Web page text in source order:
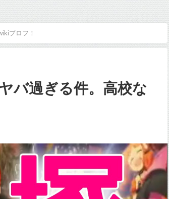
プロフ！
バ過ぎる件。高校な